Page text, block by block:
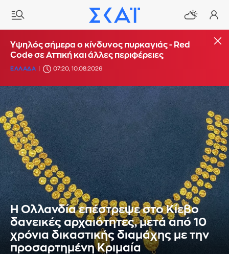
Υψηλός σήμερα ο κίνδυνος πυρκαγιάς - Red
Code σε Αττική και άλλες περιφέρειες
ΕΛΛΑΔΑ 07:20, 10.08.2026
Η Ολλανδία επέστρεψε στο Κίεβο
δανεικές αρχαιότητες, μετά από 10
χρόνια δικαστικής διαμάχης με την
προσαρτημένη Κριμαία